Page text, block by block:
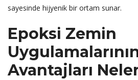
sayesinde hijyenik bir ortam sunar.
Epoksi Zemin
Avantajları